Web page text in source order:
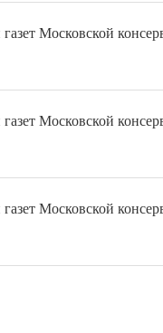
Московской
Московской
Московской